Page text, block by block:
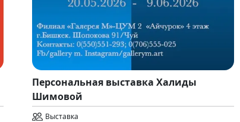
Персональная выставка Халиды
Шимовой
Выставка